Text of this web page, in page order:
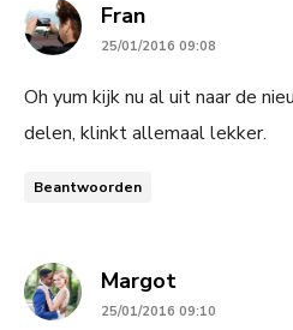
Fransays:
25/01/2016 09:08
Oh yum kijk nu al uit naar de
delen, klinkt allemaal lekker.
Beantwoorden
Margotsays:
25/01/2016 09:10